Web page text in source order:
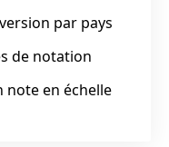
par pays
de notation
note en échelle